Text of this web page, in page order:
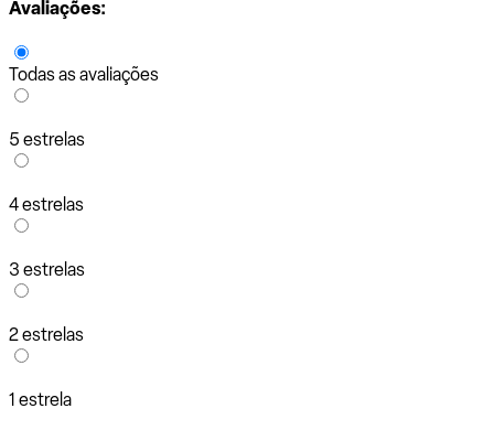
Avaliações:
Todas as avaliações
5 estrelas
4 estrelas
3 estrelas
2 estrelas
1 estrela